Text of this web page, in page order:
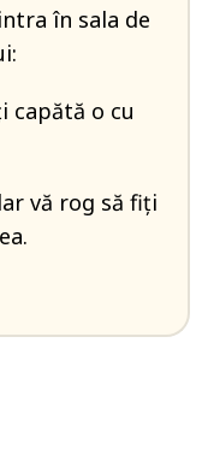
în sala de
capătă o cu
vă rog să fiți